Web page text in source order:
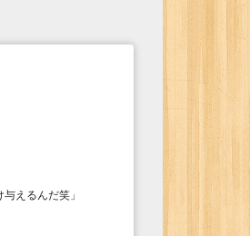
与えるんだ笑 」